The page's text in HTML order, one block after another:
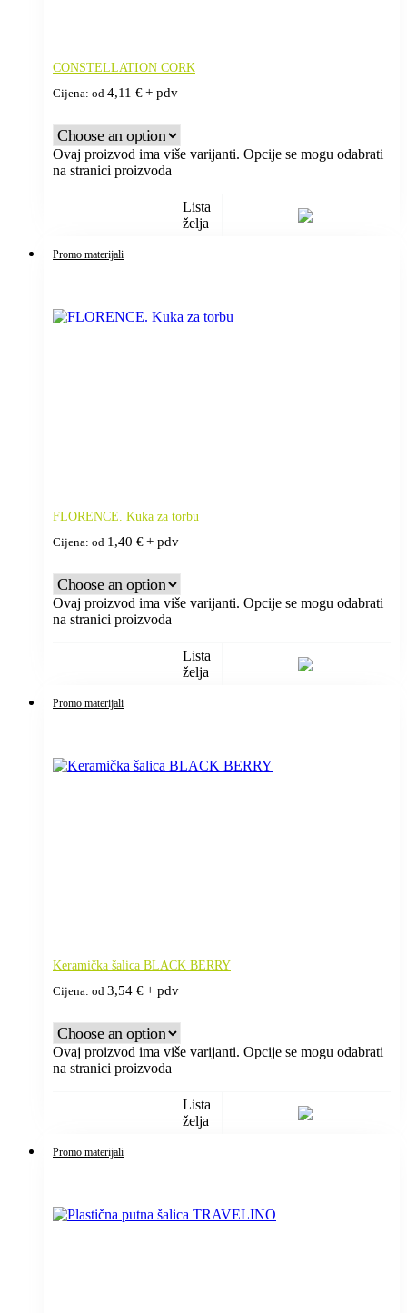
CONSTELLATION CORK
Cijena: od 4,11 €+ pdv
Ovaj proizvod ima više varijanti. Opcije se mogu odabrati
na stranici proizvoda
Lista
želja
Promo materijali
FLORENCE. Kuka za torbu
Cijena: od 1,40 €+ pdv
Ovaj proizvod ima više varijanti. Opcije se mogu odabrati
na stranici proizvoda
Lista
želja
Promo materijali
Keramička šalica BLACK BERRY
Cijena: od 3,54 €+ pdv
Ovaj proizvod ima više varijanti. Opcije se mogu odabrati
na stranici proizvoda
Lista
želja
Promo materijali